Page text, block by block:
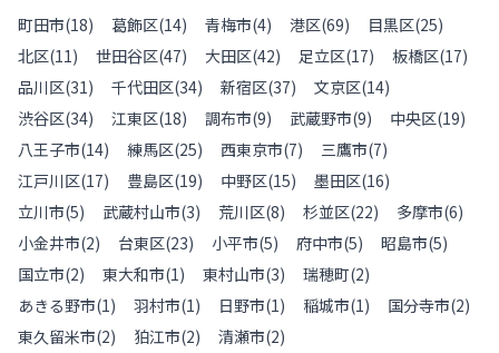
町田市(18) 葛飾区(14) 青梅市(4) 港区(69) 目黒区(25)
北区(11) 世田谷区(47) 大田区(42) 足立区(17) 板橋区(17)
品川区(31) 千代田区(34) 新宿区(37) 文京区(14)
渋谷区(34) 江東区(18) 調布市(9) 武蔵野市(9) 中央区(19)
八王子市(14) 練馬区(25) 西東京市(7) 三鷹市(7)
江戸川区(17) 豊島区(19) 中野区(15) 墨田区(16)
立川市(5) 武蔵村山市(3) 荒川区(8) 杉並区(22) 多摩市(6)
小金井市(2) 台東区(23) 小平市(5) 府中市(5) 昭島市(5)
国立市(2) 東大和市(1) 東村山市(3) 瑞穂町(2)
あきる野市(1) 羽村市(1) 日野市(1) 稲城市(1) 国分寺市(2)
東久留米市(2) 狛江市(2) 清瀬市(2)